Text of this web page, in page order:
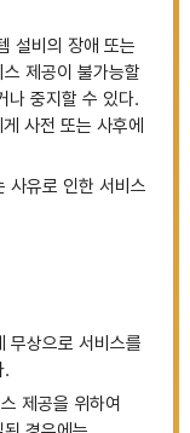
설비의 장애 또는
제공이 불가능할
나 중지할 수 있다.
사전 또는 사후에
사유로 인한 서비스
무상으로 서비스를
.
제공을 위하여